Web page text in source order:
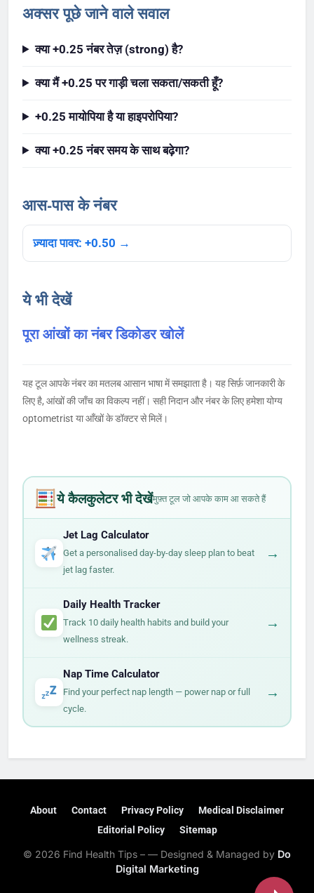
अक्सर पूछे जाने वाले सवाल
क्या +0.25 नंबर तेज़ (strong) है?
क्या मैं +0.25 पर गाड़ी चला सकता/सकती हूँ?
+0.25 मायोपिया है या हाइपरोपिया?
क्या +0.25 नंबर समय के साथ बढ़ेगा?
आस-पास के नंबर
ज़्यादा पावर: +0.50 →
ये भी देखें
पूरा आंखों का नंबर डिकोडर खोलें
यह टूल आपके नंबर का मतलब आसान भाषा में समझाता है। यह सिर्फ़ जानकारी के
लिए है, आंखों की जाँच का विकल्प नहीं। सही निदान और नंबर के लिए हमेशा योग्य
optometrist या आँखों के डॉक्टर से मिलें।
ये कैलकुलेटर भी देखेंमुफ़्त टूल जो आपके काम आ सकते हैं
Jet Lag Calculator
Get a personalised day-by-day sleep plan to beat
jet lag faster.
→
Daily Health Tracker
Track 10 daily health habits and build your
wellness streak.
→
Nap Time Calculator
Find your perfect nap length — power nap or full
cycle.
→
About Contact Privacy Policy
Medical Disclaimer
Editorial Policy
Sitemap
© 2026 Find Health Tips – — Designed & Managed by Do
Digital Marketing